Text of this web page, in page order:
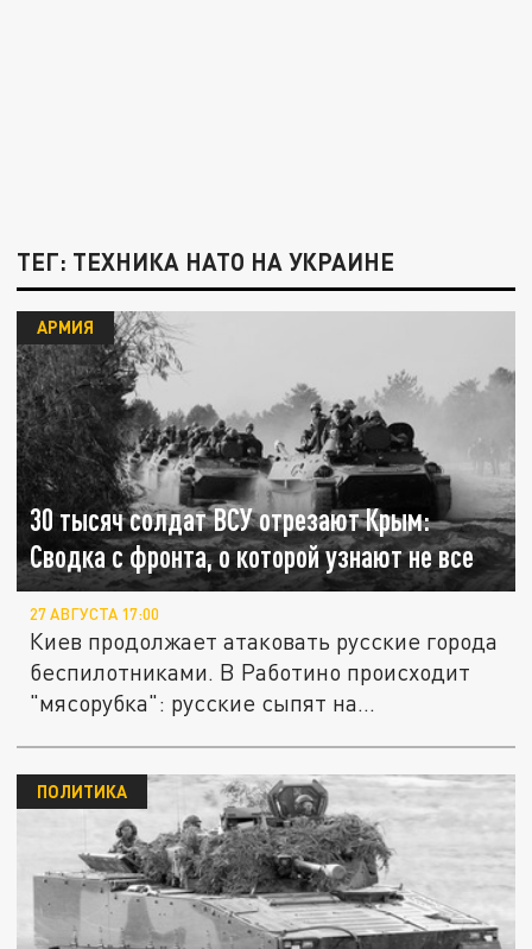
ТЕГ: ТЕХНИКА НАТО НА УКРАИНЕ
30 тысяч солдат ВСУ отрезают Крым:
Сводка с фронта, о которой узнают не все
АРМИЯ
27 АВГУСТА 17:00
Киев продолжает атаковать русские города
беспилотниками. В Работино происходит
"мясорубка": русские сыпят на...
ПОЛИТИКА